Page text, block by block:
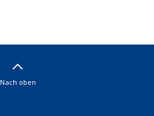
Nach oben